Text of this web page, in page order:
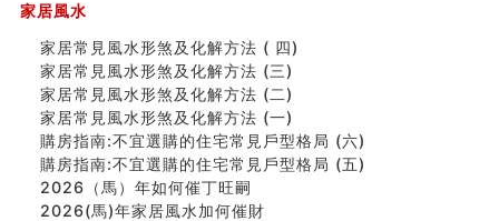
四墓库真诠
套房風水怎麼看？ 租屋風水禁忌有哪些？搬家禁忌要注
精选1500个五行属金的字
玄空本义(九)
八字十神与坐基关系详解
精选1000个五行属土的字
人的面相看财运
玄空本义(八)
家居風水
家居常見風水形煞及化解方法 ( 四)
家居常見風水形煞及化解方法 (三)
家居常見風水形煞及化解方法 (二)
家居常見風水形煞及化解方法 (一)
購房指南:不宜選購的住宅常見戶型格局 (六)
購房指南:不宜選購的住宅常見戶型格局 (五)
2026（馬）年如何催丁旺嗣
2026(馬)年家居風水加何催財